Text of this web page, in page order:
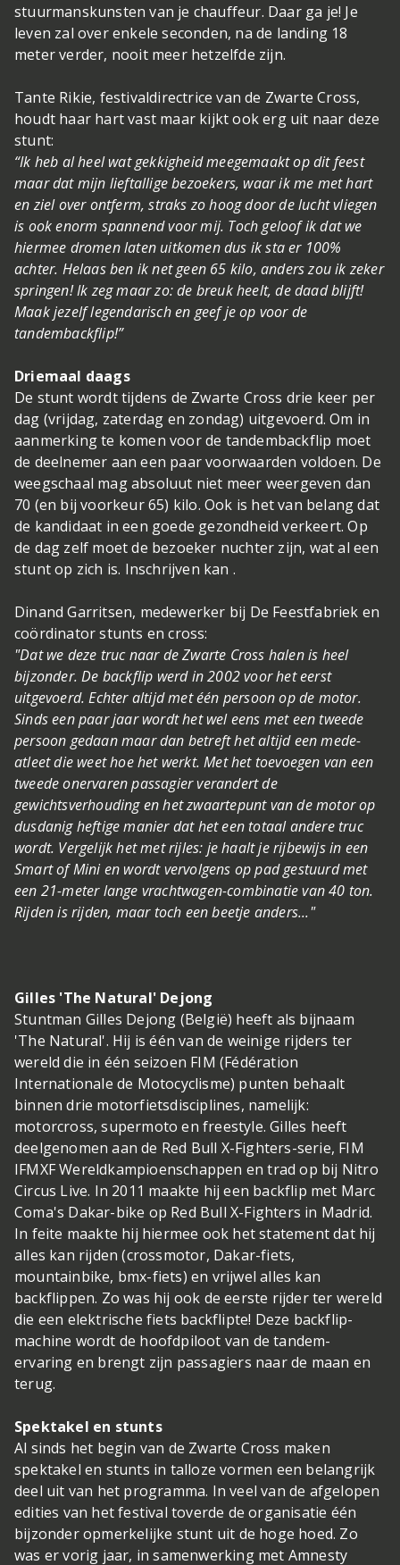
stuurmanskunsten van je chauffeur. Daar ga je! Je
leven zal over enkele seconden, na de landing 18
meter verder, nooit meer hetzelfde zijn.
Tante Rikie, festivaldirectrice van de Zwarte Cross,
houdt haar hart vast maar kijkt ook erg uit naar deze
stunt:
“Ik heb al heel wat gekkigheid meegemaakt op dit feest
maar dat mijn lieftallige bezoekers, waar ik me met hart
en ziel over ontferm, straks zo hoog door de lucht vliegen
is ook enorm spannend voor mij. Toch geloof ik dat we
hiermee dromen laten uitkomen dus ik sta er 100%
achter. Helaas ben ik net geen 65 kilo, anders zou ik zeker
springen! Ik zeg maar zo: de breuk heelt, de daad blijft!
Maak jezelf legendarisch en geef je op voor de
tandembackflip!”
Driemaal daags
De stunt wordt tijdens de Zwarte Cross drie keer per
dag (vrijdag, zaterdag en zondag) uitgevoerd. Om in
aanmerking te komen voor de tandembackflip moet
de deelnemer aan een paar voorwaarden voldoen. De
weegschaal mag absoluut niet meer weergeven dan
70 (en bij voorkeur 65) kilo. Ook is het van belang dat
de kandidaat in een goede gezondheid verkeert. Op
de dag zelf moet de bezoeker nuchter zijn, wat al een
stunt op zich is. Inschrijven kan .
Dinand Garritsen, medewerker bij De Feestfabriek en
coördinator stunts en cross:
"Dat we deze truc naar de Zwarte Cross halen is heel
bijzonder. De backflip werd in 2002 voor het eerst
uitgevoerd. Echter altijd met één persoon op de motor.
Sinds een paar jaar wordt het wel eens met een tweede
persoon gedaan maar dan betreft het altijd een mede-
atleet die weet hoe het werkt. Met het toevoegen van een
tweede onervaren passagier verandert de
gewichtsverhouding en het zwaartepunt van de motor op
dusdanig heftige manier dat het een totaal andere truc
wordt. Vergelijk het met rijles: je haalt je rijbewijs in een
Smart of Mini en wordt vervolgens op pad gestuurd met
een 21-meter lange vrachtwagen-combinatie van 40 ton.
Rijden is rijden, maar toch een beetje anders..."
Gilles 'The Natural' Dejong
Stuntman Gilles Dejong (België) heeft als bijnaam
'The Natural'. Hij is één van de weinige rijders ter
wereld die in één seizoen FIM (Fédération
Internationale de Motocyclisme) punten behaalt
binnen drie motorfietsdisciplines, namelijk:
motorcross, supermoto en freestyle. Gilles heeft
deelgenomen aan de Red Bull X-Fighters-serie, FIM
IFMXF Wereldkampioenschappen en trad op bij Nitro
Circus Live. In 2011 maakte hij een backflip met Marc
Coma's Dakar-bike op Red Bull X-Fighters in Madrid.
In feite maakte hij hiermee ook het statement dat hij
alles kan rijden (crossmotor, Dakar-fiets,
mountainbike, bmx-fiets) en vrijwel alles kan
backflippen. Zo was hij ook de eerste rijder ter wereld
die een elektrische fiets backflipte! Deze backflip-
machine wordt de hoofdpiloot van de tandem-
ervaring en brengt zijn passagiers naar de maan en
terug.
Spektakel en stunts
Al sinds het begin van de Zwarte Cross maken
spektakel en stunts in talloze vormen een belangrijk
deel uit van het programma. In veel van de afgelopen
edities van het festival toverde de organisatie één
bijzonder opmerkelijke stunt uit de hoge hoed. Zo
was er vorig jaar, in samenwerking met Amnesty